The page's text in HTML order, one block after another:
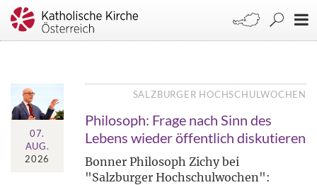
07.
AUG.
2026
SALZBURGER HOCHSCHULWOCHEN
Philosoph: Frage nach Sinn des
Lebens wieder öffentlich diskutieren
Bonner Philosoph Zichy bei
"Salzburger Hochschulwochen":